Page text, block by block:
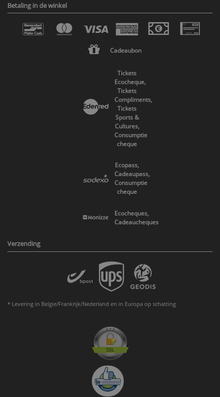
Betaling in de winkel
Cadeaubon
Tickets
Ecocheque,
Tickets
Compliments,
Tickets
Sports &
Cultures,
Consumptie
cheque
Ecopass,
Cadeaupass,
Consumptie
cheque
Ecocheques,
Cadeaucheques
Verzending
* Levering in Belgie/Frankrijk/Nederland en in Europa op schatting